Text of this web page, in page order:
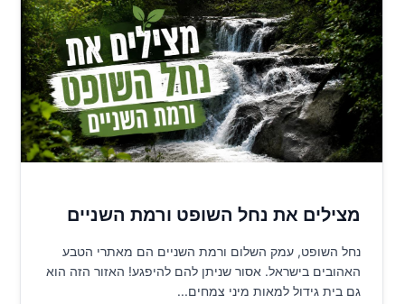
מצילים את נחל השופט ורמת השניים
נחל השופט, עמק השלום ורמת השניים הם מאתרי הטבע
האהובים בישראל. אסור שניתן להם להיפגע! האזור הזה הוא
גם בית גידול למאות מיני צמחים...